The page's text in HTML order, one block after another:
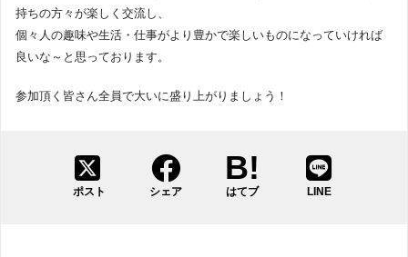
持ちの方々が楽しく交流し、
個々人の趣味や生活・仕事がより豊かで楽しいものになっていければ
良いな～と思っております。
参加頂く皆さん全員で大いに盛り上がりましょう！
ポスト シェア はてブ LINE